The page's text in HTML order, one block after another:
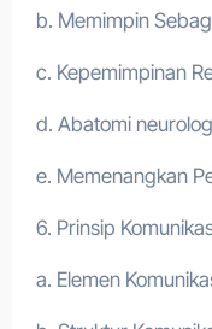
b. Memimpin
c. Kepemimpinan
d. Abatomi
e. Memenangkan
6. Prinsip
a. Elemen